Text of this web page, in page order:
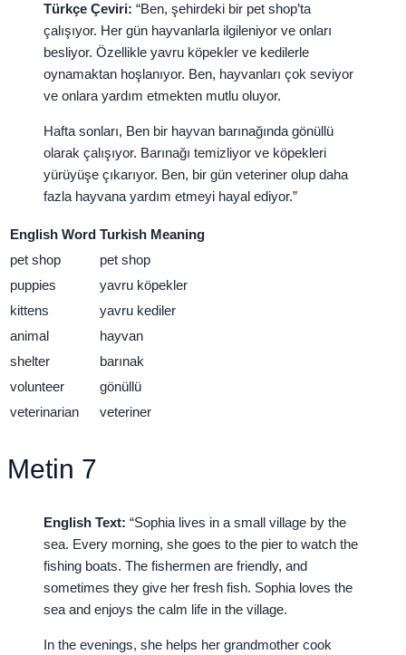
Türkçe Çeviri: “Ben, şehirdeki bir pet shop’ta
çalışıyor. Her gün hayvanlarla ilgileniyor ve onları
besliyor. Özellikle yavru köpekler ve kedilerle
oynamaktan hoşlanıyor. Ben, hayvanları çok seviyor
ve onlara yardım etmekten mutlu oluyor.
Hafta sonları, Ben bir hayvan barınağında gönüllü
olarak çalışıyor. Barınağı temizliyor ve köpekleri
yürüyüşe çıkarıyor. Ben, bir gün veteriner olup daha
fazla hayvana yardım etmeyi hayal ediyor.”
English Word Turkish Meaning
pet shop
pet shop
puppies
yavru köpekler
kittens
yavru kediler
animal
hayvan
shelter
barınak
volunteer
gönüllü
veterinarian
veteriner
Metin 7
English Text: “Sophia lives in a small village by the
sea. Every morning, she goes to the pier to watch the
fishing boats. The fishermen are friendly, and
sometimes they give her fresh fish. Sophia loves the
sea and enjoys the calm life in the village.
In the evenings, she helps her grandmother cook